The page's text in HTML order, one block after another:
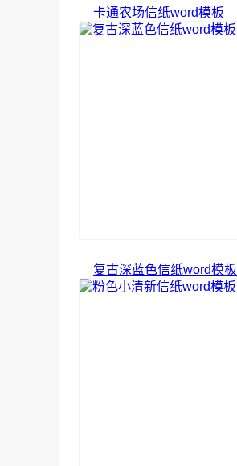
卡通农场信纸word模板
复古深蓝色信纸word模板